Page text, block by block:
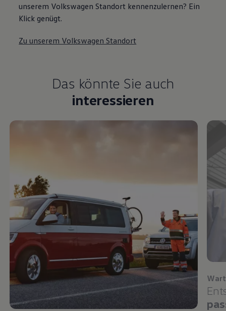
unserem Volkswagen Standort kennenzulernen? Ein
Klick genügt.
Zu unserem Volkswagen Standort
Das könnte Sie auch
interessieren